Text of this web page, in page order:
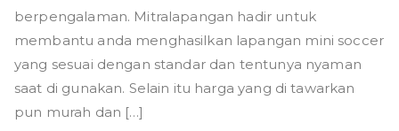
berpengalaman. Mitralapangan hadir untuk
membantu anda menghasilkan lapangan mini soccer
yang sesuai dengan standar dan tentunya nyaman
saat di gunakan. Selain itu harga yang di tawarkan
pun murah dan […]